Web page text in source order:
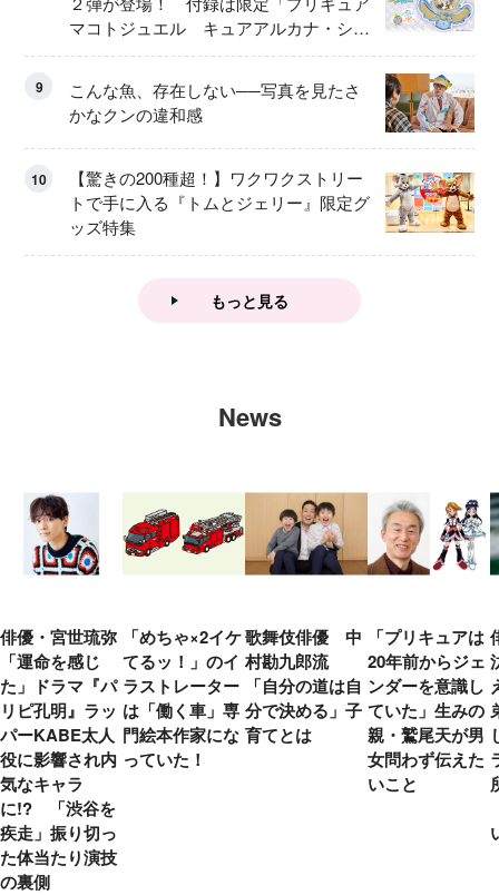
マコトジュエル キュアアルカナ・シャ
ドウ アイスver.」 キュアエクレールを
9
こんな魚、存在しない──写真を見たさ
かなクンの違和感
10
【驚きの200種超！】ワクワクストリー
トで手に入る『トムとジェリー』限定グ
ッズ特集
もっと見る
News
俳優・宮世琉弥
「運命を感じ
た」ドラマ『パ
リピ孔明』ラッ
パーKABE太人
役に影響され内
気なキャラ
に!? 「渋谷を
疾走」振り切っ
た体当たり演技
の裏側
「めちゃ×2イケ
てるッ！」のイ
ラストレーター
は「働く車」専
門絵本作家にな
っていた！
歌舞伎俳優 中
村勘九郎流
「自分の道は自
分で決める」子
育てとは
「プリキュアは
20年前からジェ
ンダーを意識し
ていた」生みの
親・鷲尾天が男
女問わず伝えた
いこと